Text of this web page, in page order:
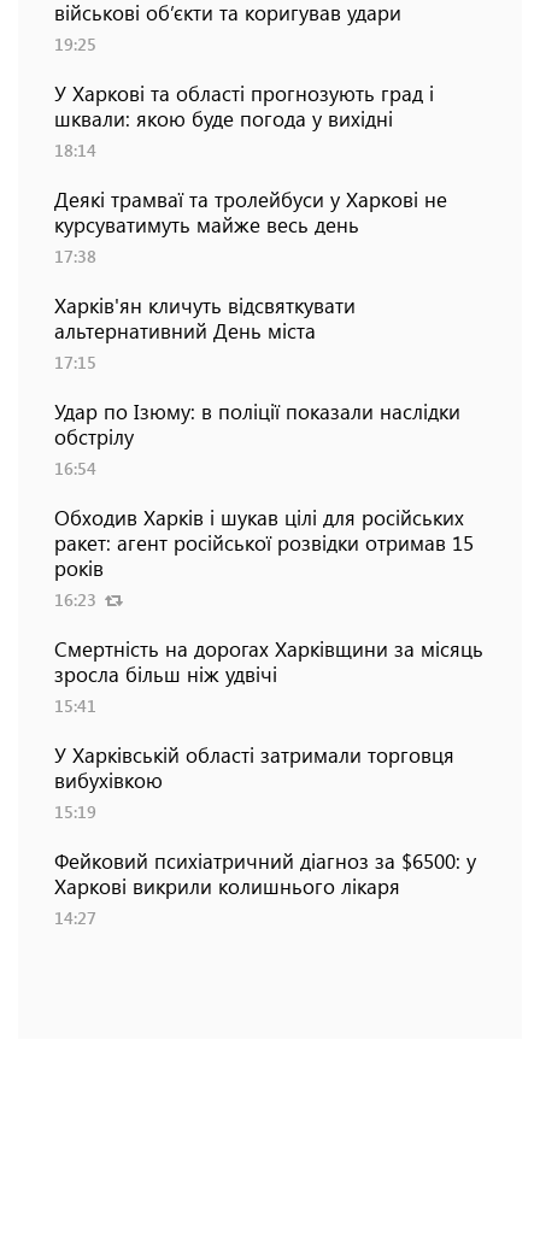
військові об’єкти та коригував удари
19:25
У Харкові та області прогнозують град і
шквали: якою буде погода у вихідні
18:14
Деякі трамваї та тролейбуси у Харкові не
курсуватимуть майже весь день
17:38
Харків'ян кличуть відсвяткувати
альтернативний День міста
17:15
Удар по Ізюму: в поліції показали наслідки
обстрілу
16:54
Обходив Харків і шукав цілі для російських
ракет: агент російської розвідки отримав 15
років
16:23
Смертність на дорогах Харківщини за місяць
зросла більш ніж удвічі
15:41
У Харківській області затримали торговця
вибухівкою
15:19
Фейковий психіатричний діагноз за $6500: у
Харкові викрили колишнього лікаря
14:27